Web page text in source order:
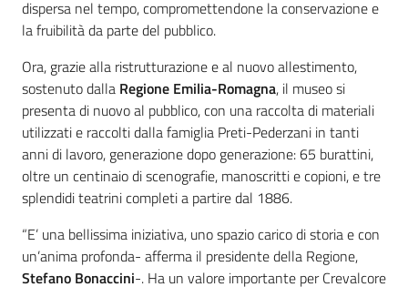
dispersa nel tempo, compromettendone la conservazione e
la fruibilità da parte del pubblico.
Ora, grazie alla ristrutturazione e al nuovo allestimento,
sostenuto dalla Regione Emilia-Romagna, il museo si
presenta di nuovo al pubblico, con una raccolta di materiali
utilizzati e raccolti dalla famiglia Preti-Pederzani in tanti
anni di lavoro, generazione dopo generazione: 65 burattini,
oltre un centinaio di scenografie, manoscritti e copioni, e tre
splendidi teatrini completi a partire dal 1886.
“E’ una bellissima iniziativa, uno spazio carico di storia e con
un’anima profonda- afferma il presidente della Regione,
Stefano Bonaccini-. Ha un valore importante per Crevalcore